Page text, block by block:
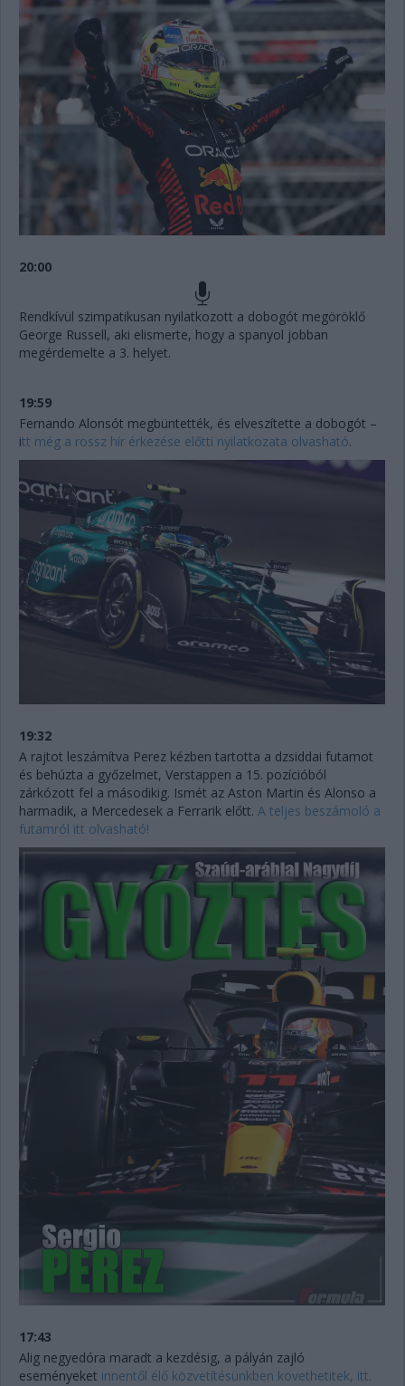
20:00
Rendkívül szimpatikusan nyilatkozott a dobogót megöröklő
George Russell, aki elismerte, hogy a spanyol jobban
megérdemelte a 3. helyet.
19:59
Fernando Alonsót megbüntették, és elveszítette a dobogót –
itt még a rossz hír érkezése előtti nyilatkozata olvasható.
19:32
A rajtot leszámítva Perez kézben tartotta a dzsiddai futamot
és behúzta a győzelmet, Verstappen a 15. pozícióból
zárkózott fel a másodikig. Ismét az Aston Martin és Alonso a
harmadik, a Mercedesek a Ferrarik előtt. A teljes beszámoló a
futamról itt olvasható!
17:43
Alig negyedóra maradt a kezdésig, a pályán zajló
eseményeket innentől élő közvetítésünkben követhetitek, itt.